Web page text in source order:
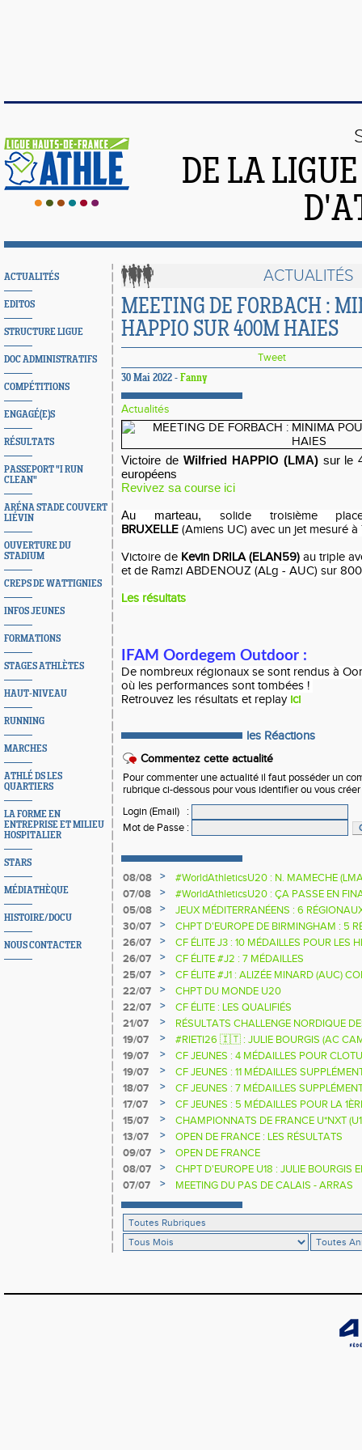
DE LA
ACTUALITÉS
EDITOS
STRUCTURE LIGUE
DOC ADMINISTRATIFS
COMPÉTITIONS
ENGAGÉ(E)S
RÉSULTATS
PASSEPORT "I RUN
CLEAN"
ARÉNA STADE COUVERT
LIÉVIN
OUVERTURE DU
STADIUM
CREPS DE WATTIGNIES
INFOS JEUNES
FORMATIONS
STAGES ATHLÈTES
HAUT-NIVEAU
RUNNING
MARCHES
ATHLÉ DS LES
QUARTIERS
LA FORME EN
ENTREPRISE ET MILIEU
HOSPITALIER
STARS
MÉDIATHÈQUE
HISTOIRE/DOCU
NOUS CONTACTER
ACTUALITÉS
MEETING DE FORBACH :
HAPPIO SUR 400M HAIES
Tweet
30 Mai 2022 - Fanny
Actualités
Victoire de Wilfried HAPPIO (LMA) sur le
européens
Revivez sa course ici
Au marteau, solide troisième
BRUXELLE (Amiens UC) avec un jet mesuré à
Victoire de Kevin DRILA (ELAN59) au triple
et de Ramzi ABDENOUZ (ALg - AUC) sur
Les résultats
IFAM Oordegem Outdoor :
De nombreux régionaux se sont rendus à
où les performances sont tombées !
Retrouvez les résultats et replay ici
les Réactions
Commentez cette actualité
Pour commenter une actualité il faut posséder un
rubrique ci-dessous pour vous identifier ou vous
Login (Email)
:
Mot de Passe :
08/08 >
#WorldAthleticsU20 : N. MAMECHE
07/08
>
#WorldAthleticsU20 : ÇA PASSE EN
SAUTEURS
05/08 >
JEUX MÉDITERRANÉENS : 6
30/07
>
CHPT D'EUROPE DE BIRMINGHAM : 5
26/07
>
CF ÉLITE J3 : 10 MÉDAILLES POUR LES
26/07
>
CF ÉLITE #J2 : 7 MÉDAILLES
25/07
>
CF ÉLITE #J1 : ALIZÉE MINARD (AUC)
NATIONALE
22/07 >
CHPT DU MONDE U20
22/07
>
CF ÉLITE : LES QUALIFIÉS
21/07
>
RÉSULTATS CHALLENGE NORDIQUE
2025 2026
19/07 >
#RIETI26 🇮🇹 : JULIE BOURGIS (AC
D'EUROPE U18 DE LA PERCHE
19/07 >
CF JEUNES : 4 MÉDAILLES POUR
19/07
>
CF JEUNES : 11 MÉDAILLES
18/07
>
CF JEUNES : 7 MÉDAILLES
17/07
>
CF JEUNES : 5 MÉDAILLES POUR LA
15/07
>
CHAMPIONNATS DE FRANCE U*NXT
13/07
>
OPEN DE FRANCE : LES RÉSULTATS
09/07
>
OPEN DE FRANCE
08/07
>
CHPT D'EUROPE U18 : JULIE BOURGIS
07/07
> MEETING DU PAS DE CALAIS - ARRAS